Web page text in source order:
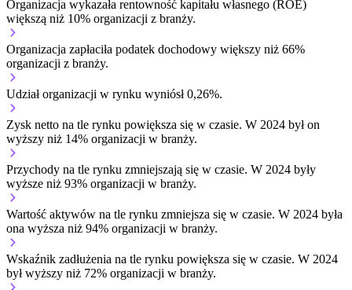
Organizacja wykazała rentowność kapitału własnego (ROE)
większą niż 10% organizacji z branży.
Organizacja zapłaciła podatek dochodowy większy niż 66%
organizacji z branży.
Udział organizacji w rynku wyniósł 0,26%.
Zysk netto na tle rynku powiększa się w czasie. W 2024 był on
wyższy niż 14% organizacji w branży.
Przychody na tle rynku zmniejszają się w czasie. W 2024 były
wyższe niż 93% organizacji w branży.
Wartość aktywów na tle rynku zmniejsza się w czasie. W 2024 była
ona wyższa niż 94% organizacji w branży.
Wskaźnik zadłużenia na tle rynku powiększa się w czasie. W 2024
był wyższy niż 72% organizacji w branży.